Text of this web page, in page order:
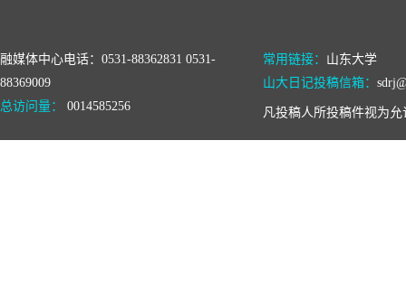
融媒体中心电话：0531-88362831 0531-
88369009
常用链接： 山东大学
山大日记投稿信箱：
总访问量：
0014585256 凡投稿人所投稿件视为